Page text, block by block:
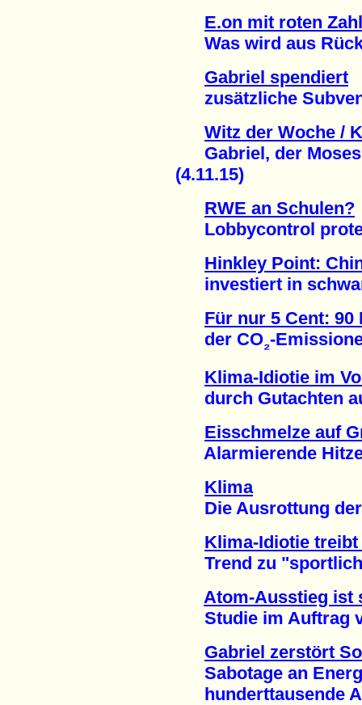
E.on mit roten
Was wird aus
Gabriel spendiert
zusätzliche
Witz der Woche /
Gabriel, der Moses
(4.11.15)
RWE an Schulen?
Lobbycontrol
Hinkley Point:
investiert in
Für nur 5 Cent:
der CO₂-
Klima-Idiotie im
durch Gutachten
Eisschmelze auf
Alarmierende
Klima
Die Ausrottung der
Klima-Idiotie
Trend zu
Atom-Ausstieg ist
Studie im Auftrag
Gabriel zerstört
Sabotage an
hunderttausende